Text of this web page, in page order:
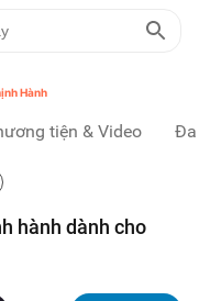
Hành
tiện & Video Đa
hành dành cho